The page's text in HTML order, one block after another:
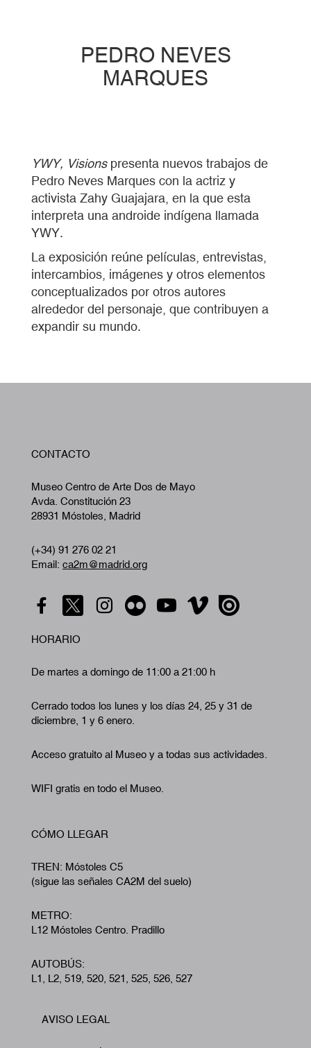
PEDRO NEVES
MARQUES
YWY, Visionspresenta nuevos trabajos de
Pedro Neves Marques con la actriz y
activista Zahy Guajajara, en la que esta
interpreta una androide indígena llamada
YWY.
La exposición reúne películas, entrevistas,
intercambios, imágenes y otros elementos
conceptualizados por otros autores
alrededor del personaje, que contribuyen a
expandir su mundo.
CONTACTO
Museo Centro de Arte Dos de Mayo
Avda. Constitución 23
28931 Móstoles, Madrid
(+34) 91 276 02 21
Email: ca2m@madrid.org
HORARIO
De martes a domingo de 11:00 a 21:00 h
Cerrado todos los lunes y los días 24, 25 y 31 de
diciembre, 1 y 6 enero.
Acceso gratuito al Museo y a todas sus actividades.
WIFI gratis en todo el Museo.
CÓMO LLEGAR
TREN: Móstoles C5
(sigue las señales CA2M del suelo)
METRO:
L12 Móstoles Centro. Pradillo
AUTOBÚS:
L1, L2, 519, 520, 521, 525, 526, 527
Footer
AVISO LEGAL